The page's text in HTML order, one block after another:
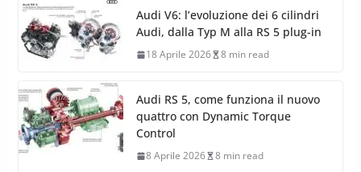
Audi V6: l’evoluzione dei 6 cilindri
Audi, dalla Typ M alla RS 5 plug-in
18 Aprile 2026 8 min read
Audi RS 5, come funziona il nuovo
quattro con Dynamic Torque
Control
8 Aprile 2026 8 min read